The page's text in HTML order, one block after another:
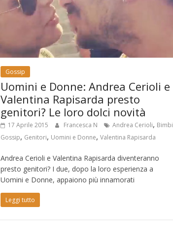
Gossip
Uomini e Donne: Andrea Cerioli e
Valentina Rapisarda presto
genitori? Le loro dolci novità
17 Aprile 2015 Francesca N Andrea Cerioli, Bimbi
Gossip, Genitori, Uomini e Donne,Valentina Rapisarda
Andrea Cerioli e Valentina Rapisarda diventeranno
presto genitori? I due, dopo la loro esperienza a
Uomini e Donne, appaiono più innamorati
Leggi tutto